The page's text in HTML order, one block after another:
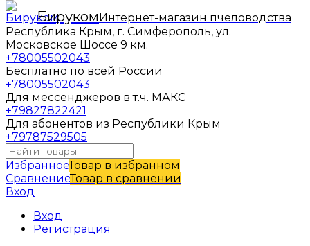
БирукомИнтернет-магазин пчеловодства
Республика Крым, г. Симферополь, ул.
Московское Шоссе 9 км.
+78005502043
Бесплатно по всей России
+78005502043
Для мессенджеров в т.ч. МАКС
+79827822421
Для абонентов из Республики Крым
+79787529505
ИзбранноеТовар в избранном
СравнениеТовар в сравнении
Вход
Вход
Регистрация